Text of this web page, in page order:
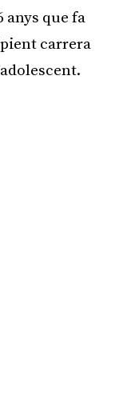
anys que fa
carrera